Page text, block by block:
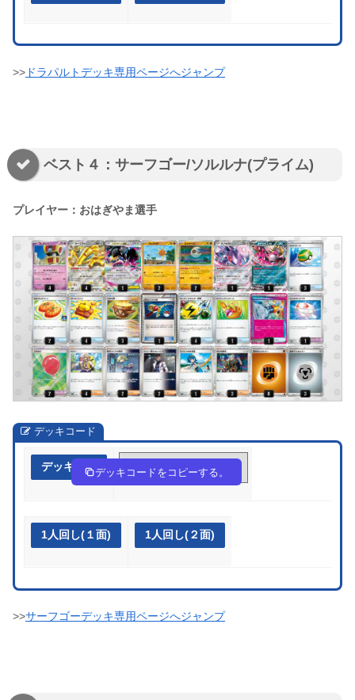
>> ドラパルトデッキ専用ページへジャンプ
ベスト４：サーフゴー/ソルルナ(プライム)
プレイヤー：おはぎやま選手
デッキコード
デッキ作成 nng9NL-j7zgkt-9nNLPP
デッキコードをコピーする。
1人回し(１面) 1人回し(２面)
>>サーフゴーデッキ専用ページへジャンプ